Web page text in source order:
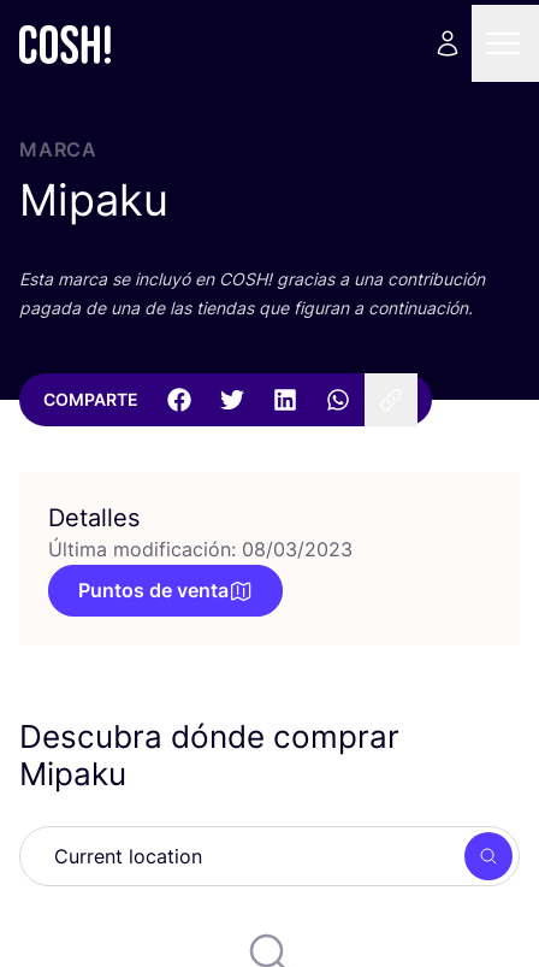
MARCA
Mipaku
Esta mar­ca se inclu­yó en COSH! gra­cias a una con­tri­bu­ción
paga­da de una de las tien­das que figu­ran a continuación.
COMPARTE
Detalles
Última modificación: 08/03/2023
Puntos de venta
Descubra dónde comprar
Mipaku